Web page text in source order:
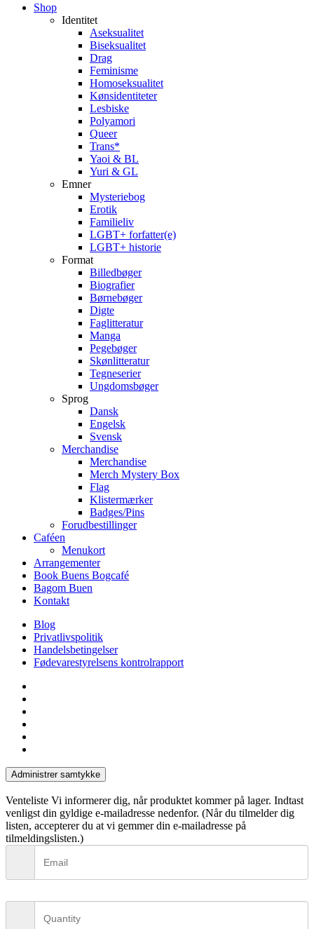
Close
Shop
Identitet
Aseksualitet
Biseksualitet
Drag
Feminisme
Homoseksualitet
Kønsidentiteter
Lesbiske
Polyamori
Queer
Trans*
Yaoi & BL
Yuri & GL
Emner
Mysteriebog
Erotik
Familieliv
LGBT+ forfatter(e)
LGBT+ historie
Format
Billedbøger
Biografier
Børnebøger
Digte
Faglitteratur
Manga
Pegebøger
Skønlitteratur
Tegneserier
Ungdomsbøger
Sprog
Dansk
Engelsk
Svensk
Merchandise
Merchandise
Merch Mystery Box
Flag
Klistermærker
Badges/Pins
Forudbestillinger
Caféen
Menukort
Arrangementer
Book Buens Bogcafé
Bagom Buen
Kontakt
Blog
Privatlivspolitik
Handelsbetingelser
Fødevarestyrelsens kontrolrapport
Administrer samtykke
Venteliste Vi informerer dig, når produktet kommer på lager. Indtast
venligst din gyldige e-mailadresse nedenfor. (Når du tilmelder dig
listen, accepterer du at vi gemmer din e-mailadresse på
tilmeldingslisten.)